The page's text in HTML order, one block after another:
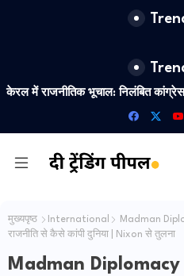
केरल में राजनीतिक भूचाल: निलंबित
का नया यौन
गुजरात ATS का बड़ा एक्शन — देश में
भंडाफोड़,
मुख्यपृष्ठ International
Madman
राजनीति से कैसे कांपी दुनिया | Nixon से तुलना
Madman